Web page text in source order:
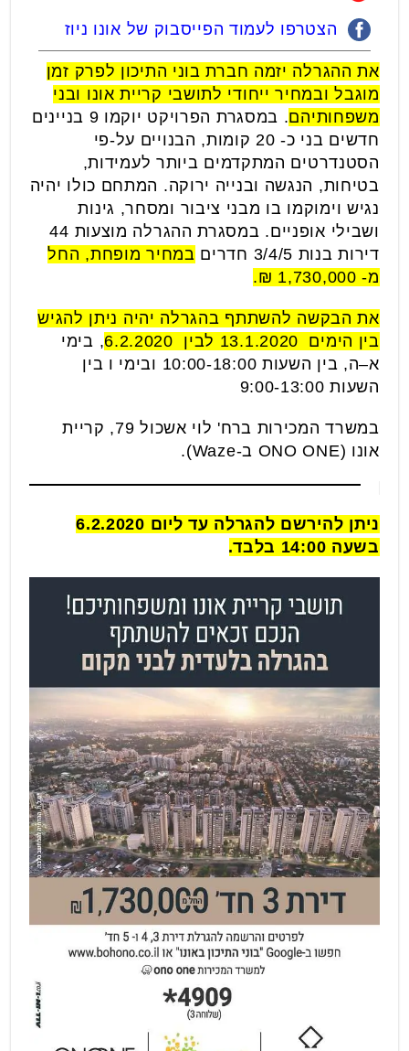
הצטרפו לעמוד הפייסבוק של אונו ניוז
את ההגרלה יזמה חברת בוני התיכון לפרק זמן
מוגבל ובמחיר ייחודי לתושבי קריית אונו ובני
משפחותיהם
. במסגרת הפרויקט יוקמו 9 בניינים
חדשים בני כ- 20 קומות, הבנויים על-פי
הסטנדרטים המתקדמים ביותר לעמידות,
בטיחות, הנגשה ובנייה ירוקה. המתחם כולו יהיה
נגיש וימוקמו בו מבני ציבור ומסחר, גינות
ושבילי אופניים. במסגרת ההגרלה מוצעות 44
דירות בנות 3/4/5 חדרים
במחיר מופחת, החל
מ- 1,730,000 ₪.
את הבקשה להשתתף בהגרלה יהיה ניתן להגיש
בין הימים 13.1.2020 לבין 6.2.2020
, בימי
א–ה, בין השעות 10:00-18:00 ובימי ו בין
השעות 9:00-13:00
במשרד המכירות ברח' לוי אשכול 79, קריית
אונו (ONO ONE ב-Waze).
ניתן להירשם להגרלה עד ליום 6.2.2020
בשעה 14:00 בלבד.